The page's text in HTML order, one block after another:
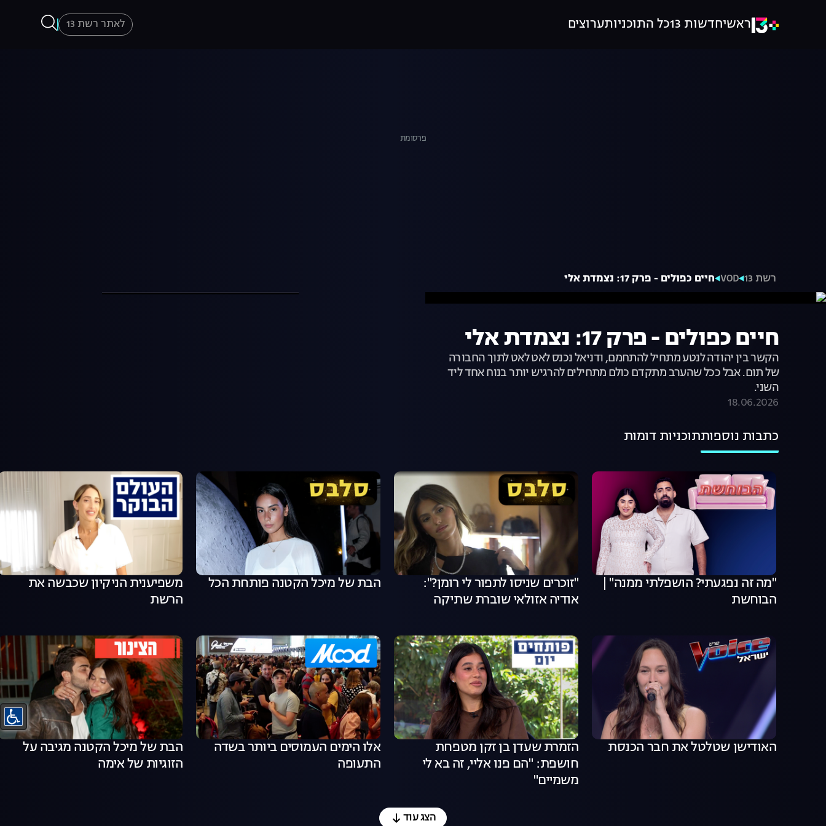
ראשיחדשות 13 כל התוכניותערוצים לאתר רשת 13
רשת 13 VOD חיים כפולים - פרק 17: נצמדת אלי
חיים כפולים - פרק 17: נצמדת אלי
הקשר בין יהודה לנטע מתחיל להתחמם, ודניאל נכנס לאט לאט לתוך החבורה
של תום. אבל ככל שהערב מתקדם כולם מתחילים להרגיש יותר בנוח אחד ליד
השני.
18.06.2026
כתבות נוספותתוכניות דומות
"מה זה נפגעתי? הושפלתי ממנה" |
הבוחשת
"זוכרים שניסו לתפור לי רומן?":
אודיה אזולאי שוברת שתיקה
הבת של מיכל הקטנה פותחת הכל
משפיענית הניקיון שכבשה את
הרשת
האודישן שטלטל את חבר הכנסת
הזמרת שעדן בן זקן מטפחת
חושפת: "הם פנו אליי, זה בא לי
משמיים"
אלו הימים העמוסים ביותר בשדה
התעופה
הבת של מיכל הקטנה מגיבה על
הזוגיות של אימה
הצג עוד